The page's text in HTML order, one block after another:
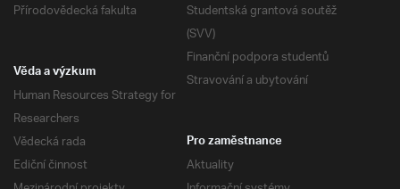
Přírodovědecká fakulta
Studentská grantová soutěž
(SVV)
Finanční podpora studentů
Stravování a ubytování
Věda a výzkum
Human Resources Strategy for
Researchers
Vědecká rada
Ediční činnost
Pro zaměstnance
Aktuality